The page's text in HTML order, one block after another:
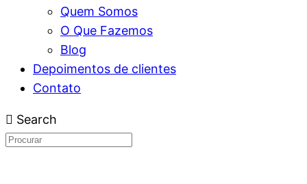
Quem Somos
O Que Fazemos
Blog
Depoimentos de clientes
Contato
Search